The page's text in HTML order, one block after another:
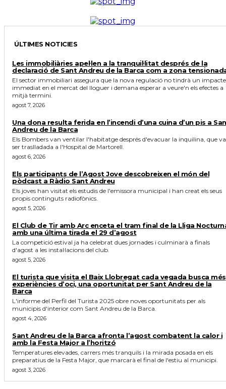
ÚLTIMES NOTICIES
Les immobiliàries apel·len a la tranquil·litat després de la
declaració de Sant Andreu de la Barca com a zona
El sector immobiliari assegura que la nova regulació no tindrà un impacte
immediat en el mercat del lloguer i demana esperar a veure'n els efectes a
mitjà termini.
agost 7, 2026
Una dona resulta ferida en l’incendi d’una cuina d’un pis a
Andreu de la Barca
Els Bombers van ventilar l'habitatge després d'evacuar la inquilina, que va
ser traslladada a l'Hospital de Martorell.
agost 6, 2026
Els participants de l’Agost Jove descobreixen el món del
pòdcast a Ràdio Sant Andreu
Els joves han visitat els estudis de l'emissora municipal i han creat els seus
propis continguts radiofònics.
agost 5, 2026
El Club de Tir amb Arc enceta el tram final de la Lliga
amb una última tirada el 29 d’agost
La competició estival ja ha celebrat dues jornades i culminarà a finals
d'agost a les instal·lacions del club.
agost 5, 2026
El turista que visita el Baix Llobregat cada vegada busca més
experiències d’oci, una oportunitat per Sant Andreu de la
Barca
L'informe del Perfil del Turista 2025 obre noves oportunitats per als
municipis d'interior com Sant Andreu de la Barca.
agost 4, 2026
Sant Andreu de la Barca afronta l’agost combatent la calor i
amb la Festa Major a l’horitzó
Temperatures elevades, carrers més tranquils i la mirada posada en els
preparatius de la Festa Major, que marcarà el final de l'estiu al municipi.
agost 3, 2026